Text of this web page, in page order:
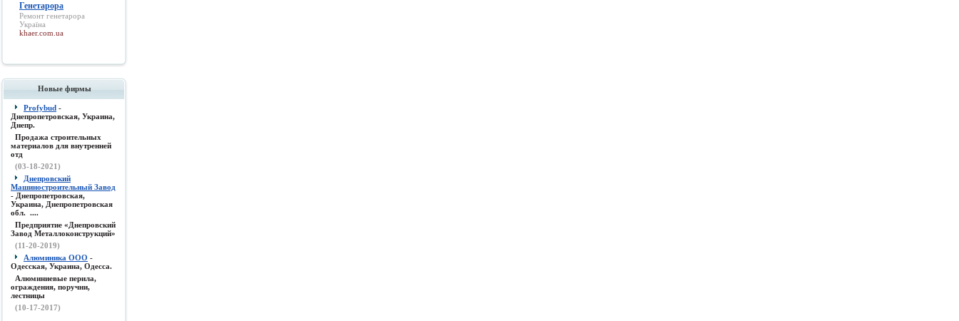
Генетарора
Ремонт генетарора
Україна
khaer.com.ua
Новые фирмы
Profybud -
Днепропетровская, Украина,
Днепр.
Продажа строительных
материалов для внутренней
отд
(03-18-2021)
Днепровский
Машиностроительный Завод
- Днепропетровская,
Украина, Днепропетровская
обл. ....
Предприятие «Днепровский
Завод Металлоконструкций»
(11-20-2019)
Алюминика ООО -
Одесская, Украина, Одесса.
Алюминиевые перила,
ограждения, поручни,
лестницы
(10-17-2017)